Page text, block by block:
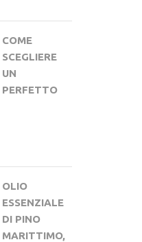
COME
SCEGLIERE
UN
PERFETTO
OLIO
ESSENZIALE
DI PINO
MARITTIMO,